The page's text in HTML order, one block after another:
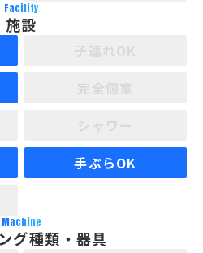
Facility
施設
手ぶらOK
Machine
グ種類・器具